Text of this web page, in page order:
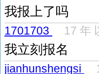
我报上了吗
1701703 17 年
我
jianhunshengsi